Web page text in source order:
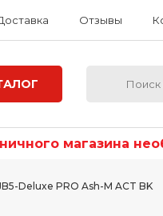
Отзывы
магазина
Deluxe PRO Ash-M ACT BK